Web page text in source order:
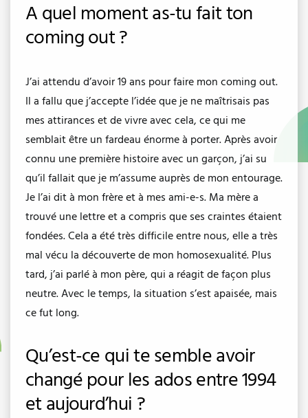
A quel moment as-tu fait ton
coming out ?
J’ai attendu d’avoir 19 ans pour faire mon coming out.
Il a fallu que j’accepte l’idée que je ne maîtrisais pas
mes attirances et de vivre avec cela, ce qui me
semblait être un fardeau énorme à porter. Après avoir
connu une première histoire avec un garçon, j’ai su
qu’il fallait que je m’assume auprès de mon entourage.
Je l’ai dit à mon frère et à mes ami-e-s. Ma mère a
trouvé une lettre et a compris que ses craintes étaient
fondées. Cela a été très difficile entre nous, elle a très
mal vécu la découverte de mon homosexualité. Plus
tard, j’ai parlé à mon père, qui a réagit de façon plus
neutre. Avec le temps, la situation s’est apaisée, mais
ce fut long.
Qu’est-ce qui te semble avoir
changé pour les ados entre 1994
et aujourd’hui ?